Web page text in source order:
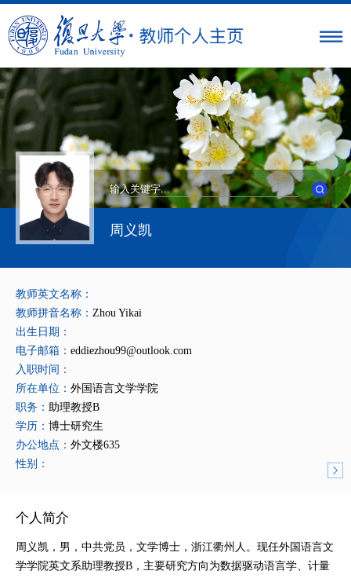
周义凯
教师英文名称：
教师拼音名称： Zhou Yikai
出生日期：
电子邮箱： eddiezhou99@outlook.com
入职时间：
所在单位： 外国语言文学学院
职务： 助理教授B
学历： 博士研究生
办公地点： 外文楼635
性别：
个人简介
周义凯，男，中共党员，文学博士，浙江衢州人。现任外国语言文
学学院英文系助理教授B，主要研究方向为数据驱动语言学、计量